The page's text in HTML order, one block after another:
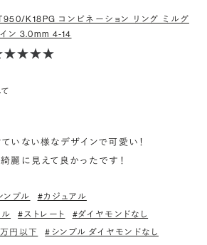
K18PG コンビネーション リング ミルグ
ン 3.0mm 4-14
いない様なデザインで可愛い！
麗に見えて良かったです！
ンプル
#カジュアル
ル
#ストレート
#ダイヤモンドなし
円以下
#シンプル ダイヤモンドなし